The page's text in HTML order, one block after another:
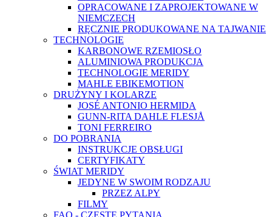
OPRACOWANE I ZAPROJEKTOWANE W
NIEMCZECH
RĘCZNIE PRODUKOWANE NA TAJWANIE
TECHNOLOGIE
KARBONOWE RZEMIOSŁO
ALUMINIOWA PRODUKCJA
TECHNOLOGIE MERIDY
MAHLE EBIKEMOTION
DRUŻYNY I KOLARZE
JOSÉ ANTONIO HERMIDA
GUNN-RITA DAHLE FLESJÅ
TONI FERREIRO
DO POBRANIA
INSTRUKCJE OBSŁUGI
CERTYFIKATY
ŚWIAT MERIDY
JEDYNE W SWOIM RODZAJU
PRZEZ ALPY
FILMY
FAQ - CZĘSTE PYTANIA